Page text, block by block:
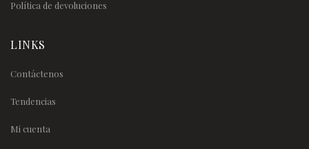
Política de devoluciones
LINKS
Contáctenos
Tendencias
Mi cuenta